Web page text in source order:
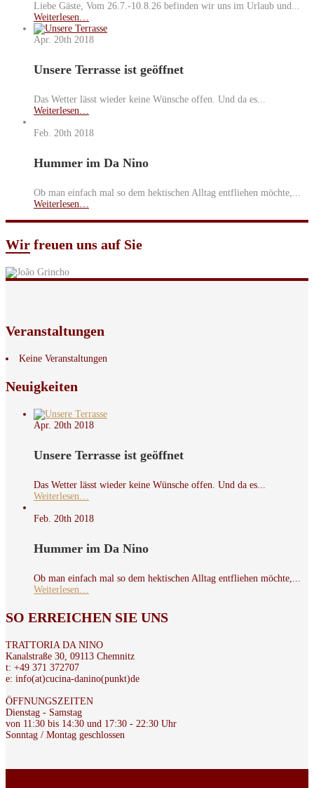
Liebe Gäste, Vom 26.7.-10.8.26 befinden wir uns im Urlaub und...
Weiterlesen…
Apr. 20th 2018
Unsere Terrasse ist geöffnet
Das Wetter lässt wieder keine Wünsche offen. Und da es...
Weiterlesen…
Feb. 20th 2018
Hummer im Da Nino
Ob man einfach mal so dem hektischen Alltag entfliehen möchte,...
Weiterlesen…
Wir freuen uns auf Sie
Veranstaltungen
Keine Veranstaltungen
Neuigkeiten
Apr. 20th 2018
Unsere Terrasse ist geöffnet
Das Wetter lässt wieder keine Wünsche offen. Und da es...
Weiterlesen…
Feb. 20th 2018
Hummer im Da Nino
Ob man einfach mal so dem hektischen Alltag entfliehen möchte,...
Weiterlesen…
SO ERREICHEN SIE UNS
TRATTORIA DA NINO
Kanalstraße 30, 09113 Chemnitz
t: +49 371 372707
e: info(at)cucina-danino(punkt)de
ÖFFNUNGSZEITEN
Dienstag - Samstag
von 11:30 bis 14:30 und 17:30 - 22:30 Uhr
Sonntag / Montag geschlossen